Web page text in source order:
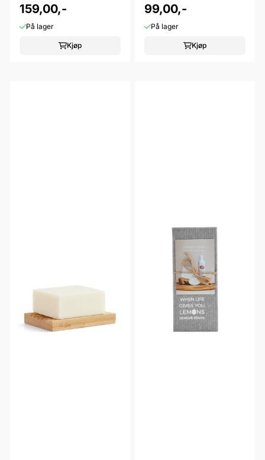
159,00,-
På lager
Kjøp
99,00,-
På lager
Kjøp